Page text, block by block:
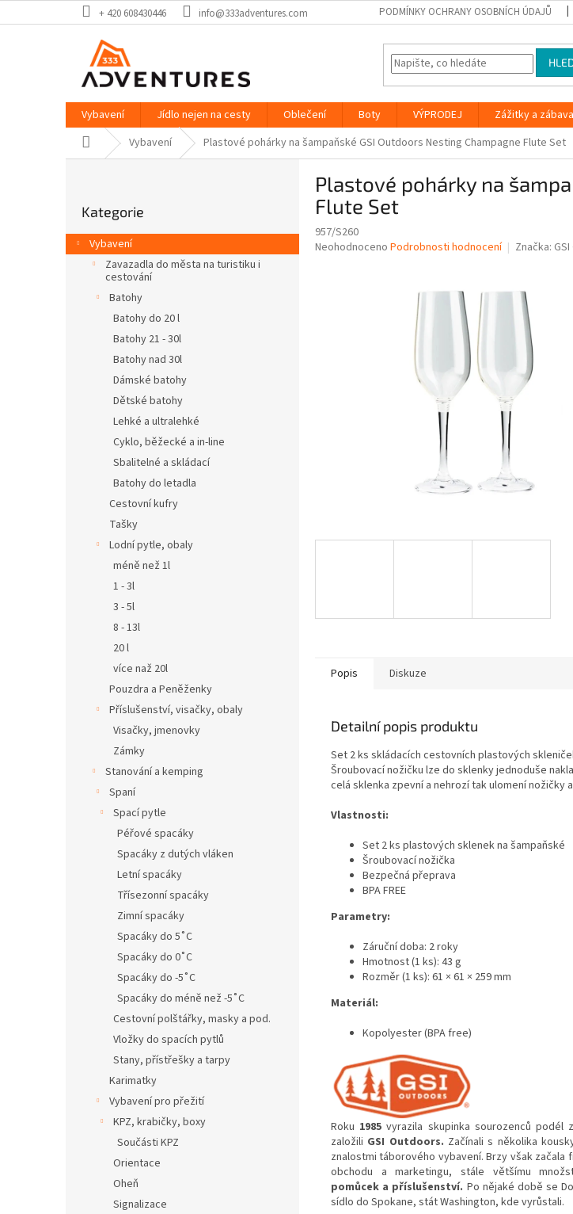
na
+ 420 608430446 info@333adventures.com PODMÍNKY OCHRANY OSOBNÍCH ÚDAJŮ
Vybavení Jídlo nejen na cesty Oblečení Boty VÝPRODEJ Zážitky a zábava
Domů Vybavení Plastové pohárky na šampaňské GSI Outdoors Nesting Champagne Flute Set
r
a
kategorie
Kategorie
Vybavení
Zavazadla do města na turistiku i
cestování
Batohy
Batohy do 20 l
Batohy 21 - 30l
Batohy nad 30l
Dámské batohy
Dětské batohy
Lehké a ultralehké
Cyklo, běžecké a in-line
Sbalitelné a skládací
Batohy do letadla
Cestovní kufry
Tašky
Lodní pytle, obaly
méně než 1l
1 - 3l
3 - 5l
8 - 13l
20 l
více naž 20l
Pouzdra a Peněženky
Příslušenství, visačky, obaly
Visačky, jmenovky
Zámky
Stanování a kemping
Spaní
Spací pytle
Péřové spacáky
Spacáky z dutých vláken
Letní spacáky
Třísezonní spacáky
Zimní spacáky
Spacáky do 5˚C
Spacáky do 0˚C
Spacáky do -5˚C
Spacáky do méně než -5˚C
Cestovní polštářky, masky a pod.
Vložky do spacích pytlů
Stany, přístřešky a tarpy
Karimatky
Vybavení pro přežití
KPZ, krabičky, boxy
Součásti KPZ
Orientace
Oheň
Signalizace
Plastové pohárky na
Flute Set
957/S260
Průměrné
Neohodnoceno Podrobnosti hodnocení Značka:
Popis Diskuze
Detailní popis produktu
Set 2 ks skládacích cestovních plastových
Šroubovací nožičku lze do sklenky jednoduše
celá sklenka zpevní a nehrozí tak ulomení nožičky
Vlastnosti:
Set 2 ks plastových sklenek na šampaňské
Šroubovací nožička
Bezpečná přeprava
BPA FREE
Parametry:
Záruční doba: 2 roky
Hmotnost (1 ks): 43 g
Rozměr (1 ks): 61 × 61 × 259 mm
Materiál:
Kopolyester (BPA free)
Roku 1985 vyrazila skupinka sourozenců podél
založili GSI Outdoors. Začínali s několika
znalostmi táborového vybavení. Brzy však
obchodu a marketingu, stále většímu
pomůcek a příslušenství. Po nějaké době se
sídlo do Spokane, stát Washington, kde vyrůstali.